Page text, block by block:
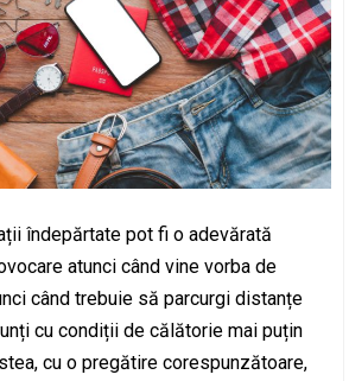
îndepărtate pot fi o adevărată
atunci când vine vorba de
când trebuie să parcurgi distanțe
cu condiții de călătorie mai puțin
cu o pregătire corespunzătoare,